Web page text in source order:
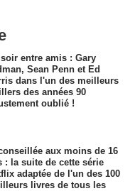
soir entre amis : Gary
Sean Penn et Ed
dans l'un des meilleurs
des années 90
oublié !
aux moins de 16
: la suite de cette série
adaptée de l'un des 100
livres de tous les